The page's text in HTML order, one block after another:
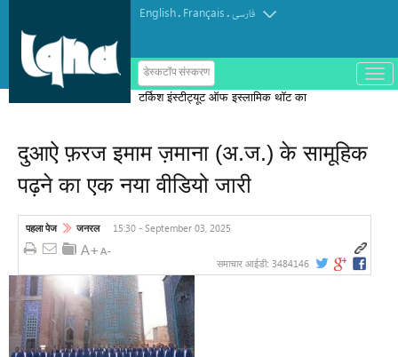
English. Français.فارسی
डेस्कटॉप संस्करण
ب
ا
टर्किश इंस्टीट्यूट ऑफ इस्लामिक थॉट का
दुआऐ फ़रज इमाम ज़माना (अ.ज.) के सामूहिक
पढ़ने का एक नया वीडियो जारी
पहला पेज जनरल 15:30 - September 03, 2025
समाचार आईडी: 3484146